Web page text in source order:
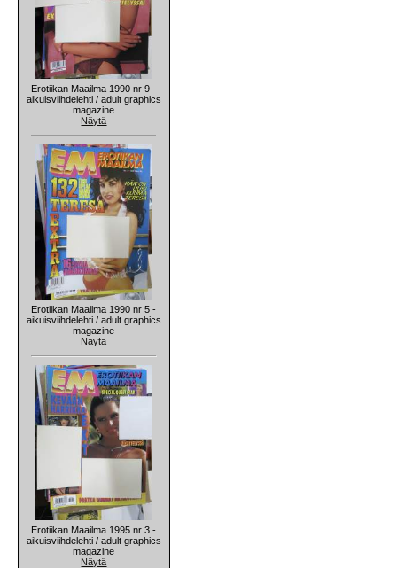
Erotiikan Maailma 1990 nr 9 -
aikuisviihdelehti / adult graphics
magazine
Näytä
Erotiikan Maailma 1990 nr 5 -
aikuisviihdelehti / adult graphics
magazine
Näytä
Erotiikan Maailma 1995 nr 3 -
aikuisviihdelehti / adult graphics
magazine
Näytä